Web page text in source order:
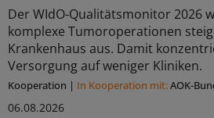
Der WIdO-Qualitätsmonitor 2026
komplexe Tumoroperationen
Krankenhaus aus. Damit
Versorgung auf weniger Kliniken.
Kooperation | In Kooperation mit:AOK-
06.08.2026